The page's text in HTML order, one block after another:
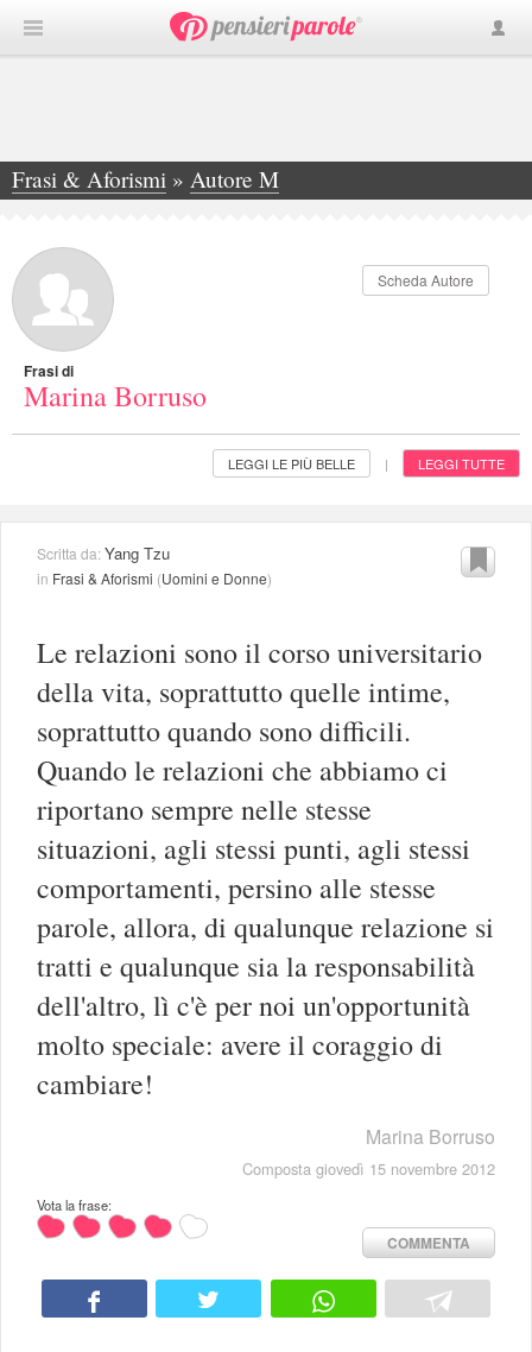
Frasi & Aforismi » Autore M
»Marina Borruso
Scheda Autore
Frasi di
Marina Borruso
LEGGI LE PIÙ BELLE | LEGGI TUTTE
Scritta da:Yang Tzu
in Frasi & Aforismi (Uomini e Donne)
Le relazioni sono il corso universitario
della vita, soprattutto quelle intime,
soprattutto quando sono difficili.
Quando le relazioni che abbiamo ci
riportano sempre nelle stesse
situazioni, agli stessi punti, agli stessi
comportamenti, persino alle stesse
parole, allora, di qualunque relazione si
tratti e qualunque sia la responsabilità
dell'altro, lì c'è per noi un'opportunità
molto speciale: avere il coraggio di
cambiare!
Marina Borruso
Composta giovedì 15 novembre 2012
Vota la frase:
COMMENTA